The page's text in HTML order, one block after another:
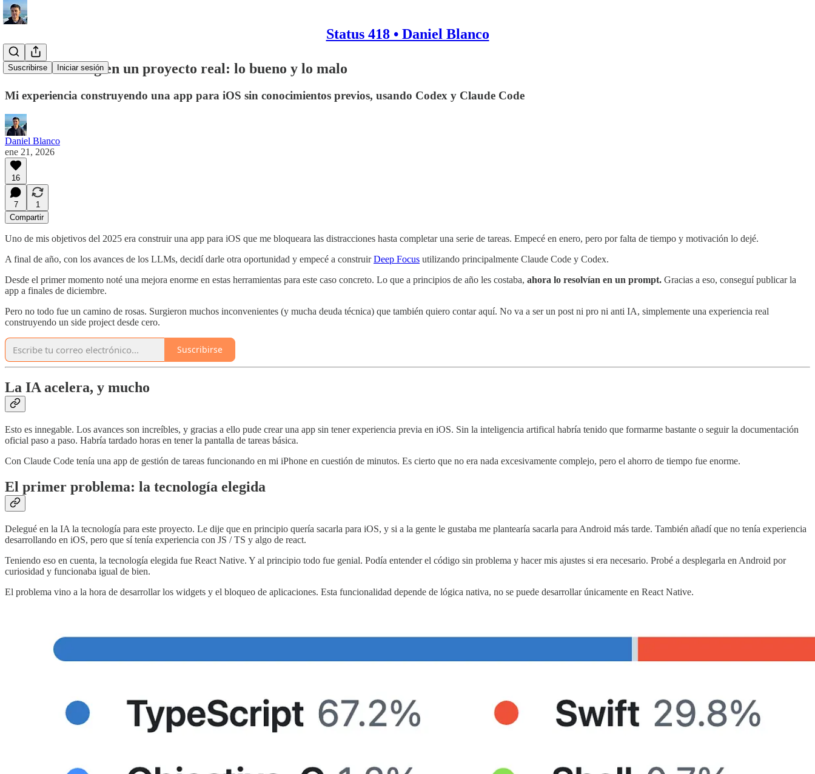
Status 418 • Daniel Blanco
Suscribirse Iniciar sesión
#3 - Vibecoding en un proyecto real: lo bueno y lo malo
Mi experiencia construyendo una app para iOS sin conocimientos previos, usando Codex y Claude Code
Daniel Blanco
ene 21, 2026
16
7
1
Compartir
Uno de mis objetivos del 2025 era construir una app para iOS que me bloqueara las distracciones hasta completar una serie de tareas. Empecé en enero, pero por falta de tiempo y motivación lo dejé.
A final de año, con los avances de los LLMs, decidí darle otra oportunidad y empecé a construirDeep Focus utilizando principalmente Claude Code y Codex.
Desde el primer momento noté una mejora enorme en estas herramientas para este caso concreto. Lo que a principios de año les costaba, ahora lo resolvían en un prompt. Gracias a eso, conseguí publicar la
app a finales de diciembre.
Pero no todo fue un camino de rosas. Surgieron muchos inconvenientes (y mucha deuda técnica) que también quiero contar aquí. No va a ser un post ni pro ni anti IA, simplemente una experiencia real
construyendo un side project desde cero.
Suscribirse
La IA acelera, y mucho
Esto es innegable. Los avances son increíbles, y gracias a ello pude crear una app sin tener experiencia previa en iOS. Sin la inteligencia artifical habría tenido que formarme bastante o seguir la documentación
oficial paso a paso. Habría tardado horas en tener la pantalla de tareas básica.
Con Claude Code tenía una app de gestión de tareas funcionando en mi iPhone en cuestión de minutos. Es cierto que no era nada excesivamente complejo, pero el ahorro de tiempo fue enorme.
El primer problema: la tecnología elegida
Delegué en la IA la tecnología para este proyecto. Le dije que en principio quería sacarla para iOS, y si a la gente le gustaba me plantearía sacarla para Android más tarde. También añadí que no tenía experiencia
desarrollando en iOS, pero que sí tenía experiencia con JS / TS y algo de react.
Teniendo eso en cuenta, la tecnología elegida fue React Native. Y al principio todo fue genial. Podía entender el código sin problema y hacer mis ajustes si era necesario. Probé a desplegarla en Android por
curiosidad y funcionaba igual de bien.
El problema vino a la hora de desarrollar los widgets y el bloqueo de aplicaciones. Esta funcionalidad depende de lógica nativa, no se puede desarrollar únicamente en React Native.